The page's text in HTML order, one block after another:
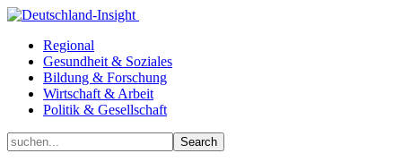
Regional
Gesundheit & Soziales
Bildung & Forschung
Wirtschaft & Arbeit
Politik & Gesellschaft